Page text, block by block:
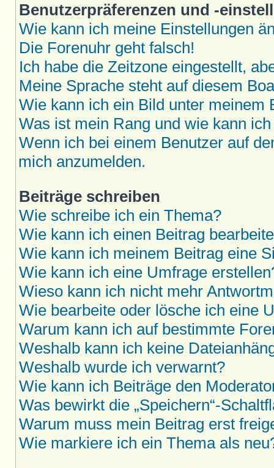
Benutzerpräferenzen und -
Wie kann ich meine Einstellungen
Die Forenuhr geht falsch!
Ich habe die Zeitzone eingestellt,
Meine Sprache steht auf diesem
Wie kann ich ein Bild unter meinem
Was ist mein Rang und wie kann
Wenn ich bei einem Benutzer auf
mich anzumelden.
Beiträge schreiben
Wie schreibe ich ein Thema?
Wie kann ich einen Beitrag
Wie kann ich meinem Beitrag eine
Wie kann ich eine Umfrage
Wieso kann ich nicht mehr
Wie bearbeite oder lösche ich eine
Warum kann ich auf bestimmte
Weshalb kann ich keine
Weshalb wurde ich verwarnt?
Wie kann ich Beiträge den
Was bewirkt die „Speichern“-
Warum muss mein Beitrag erst
Wie markiere ich ein Thema als